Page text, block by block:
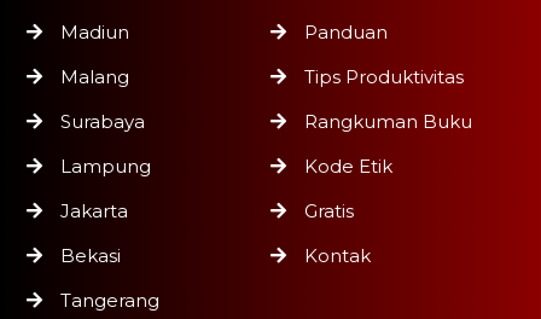
Madiun
Malang
Surabaya
Lampung
Jakarta
Bekasi
Tangerang
Panduan
Tips Produktivitas
Rangkuman Buku
Kode Etik
Gratis
Kontak